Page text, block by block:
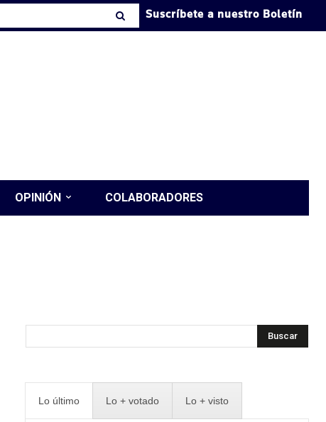
Suscríbete a nuestro Boletín
OPINIÓN COLABORADORES
Buscar
Lo último Lo + votado Lo + visto